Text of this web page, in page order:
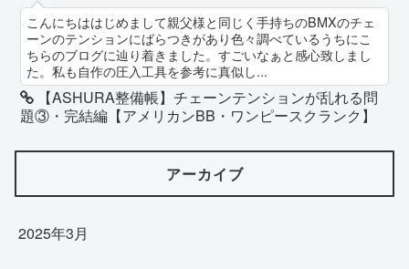
こんにちははじめまして親父様と同じく手持ちのBMXのチェ
ーンのテンションにばらつきがあり色々調べているうちにこ
ちらのブログに辿り着きました。すごいなぁと感心致しまし
た。私も自作の圧入工具を参考に真似し...
【ASHURA整備帳】チェーンテンションが乱れる問
題③・完結編【アメリカンBB・ワンピースクランク】
アーカイブ
2025年3月